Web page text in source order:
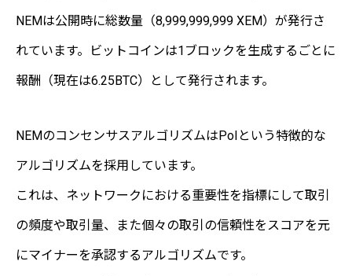
NEMは公開時に総数量（8,999,999,999 XEM）が発行さ
れています。ビットコインは1ブロックを生成するごとに
報酬（現在は6.25BTC）として発行されます。
NEMのコンセンサスアルゴリズムはPoIという特徴的な
アルゴリズムを採用しています。
これは、ネットワークにおける重要性を指標にして取引
の頻度や取引量、また個々の取引の信頼性をスコアを元
にマイナーを承認するアルゴリズムです。